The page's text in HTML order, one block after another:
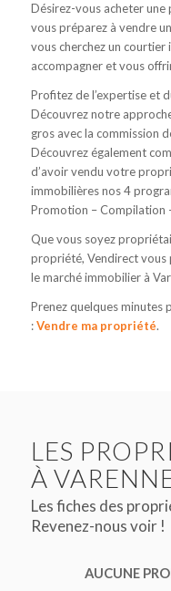
Désirez-vous acheter une
vous préparez à vendre
vous cherchez un
accompagner et vous
Profitez de l’expertise et
Découvrez notre
gros avec la commission
Découvrez également
d’avoir vendu votre
immobilières nos 4
Promotion – Compilation
Que vous soyez
propriété, Vendirect vous
le marché immobilier à
Prenez quelques minutes
:Vendre ma propriété.
LES
À
Les fiches des
Revenez-nous voir !
AUCUNE